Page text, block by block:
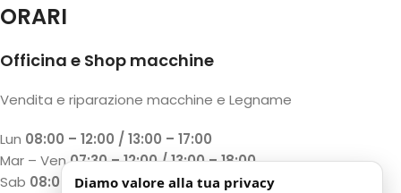
ORARI
Officina e Shop macchine
Vendita e riparazione macchine e Legname
Lun 08:00 – 12:00 / 13:00 – 17:00
Mar – Ven07:30 – 12:00 / 13:00 – 18:00
Sab 08:00 – 12:00 / 13:00 – 17:00
Diamo valore alla tua privacy